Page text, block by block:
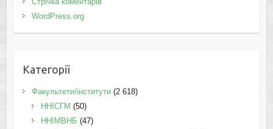
WordPress.org
Категорії
Факультети/інститути(2 618)
ННІСГМ (50)
ННІМВНБ (47)